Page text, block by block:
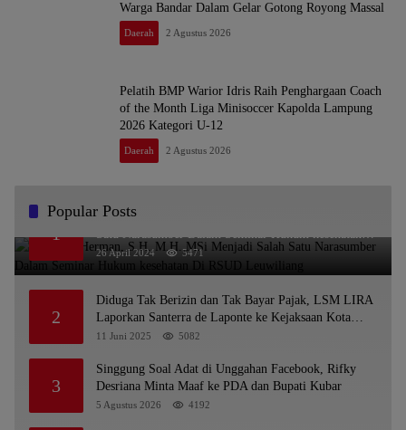
Warga Bandar Dalam Gelar Gotong Royong Massal
Daerah 2 Agustus 2026
Pelatih BMP Warior Idris Raih Penghargaan Coach
of the Month Liga Minisoccer Kapolda Lampung
2026 Kategori U-12
Daerah 2 Agustus 2026
Popular Posts
1
Dr. KMS Herman, S.H.,M.H.,MSi Menjadi Salah
Satu Narasumber Dalam Seminar Hukum kesehatan
Di RSUD Leuwiliang
26 April 2024 5471
2
Diduga Tak Berizin dan Tak Bayar Pajak, LSM LIRA
Laporkan Santerra de Laponte ke Kejaksaan Kota
Batu
11 Juni 2025 5082
3
Singgung Soal Adat di Unggahan Facebook, Rifky
Desriana Minta Maaf ke PDA dan Bupati Kubar
5 Agustus 2026 4192